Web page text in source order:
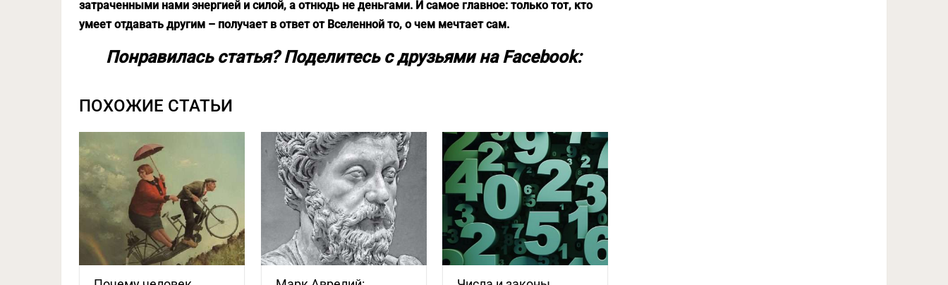
затраченными нами энергией и силой, а отнюдь не деньгами. И самое главное: только тот, кто
умеет отдавать другим – получает в ответ от Вселенной то, о чем мечтает сам.
Понравилась статья? Поделитесь с друзьями на Facebook:
ПОХОЖИЕ СТАТЬИ